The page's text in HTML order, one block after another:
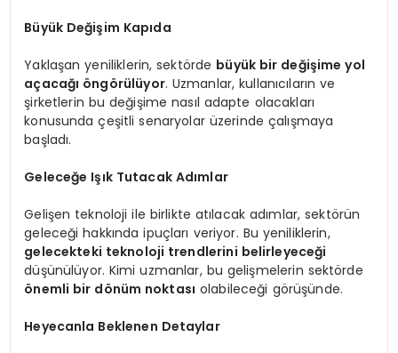
Büyük Değişim Kapıda
Yaklaşan yeniliklerin, sektörde büyük bir değişime yol
açacağı öngörülüyor. Uzmanlar, kullanıcıların ve
şirketlerin bu değişime nasıl adapte olacakları
konusunda çeşitli senaryolar üzerinde çalışmaya
başladı.
Geleceğe Işık Tutacak Adımlar
Gelişen teknoloji ile birlikte atılacak adımlar, sektörün
geleceği hakkında ipuçları veriyor. Bu yeniliklerin,
gelecekteki teknoloji trendlerini belirleyeceği
düşünülüyor. Kimi uzmanlar, bu gelişmelerin sektörde
önemli bir dönüm noktası olabileceği görüşünde.
Heyecanla Beklenen Detaylar